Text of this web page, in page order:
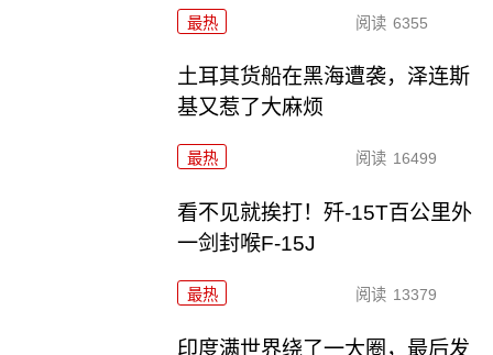
最热 阅读 6355
土耳其货船在黑海遭袭，泽连斯
基又惹了大麻烦
最热 阅读 16499
看不见就挨打！歼-15T百公里外
一剑封喉F-15J
最热 阅读 13379
印度满世界绕了一大圈，最后发